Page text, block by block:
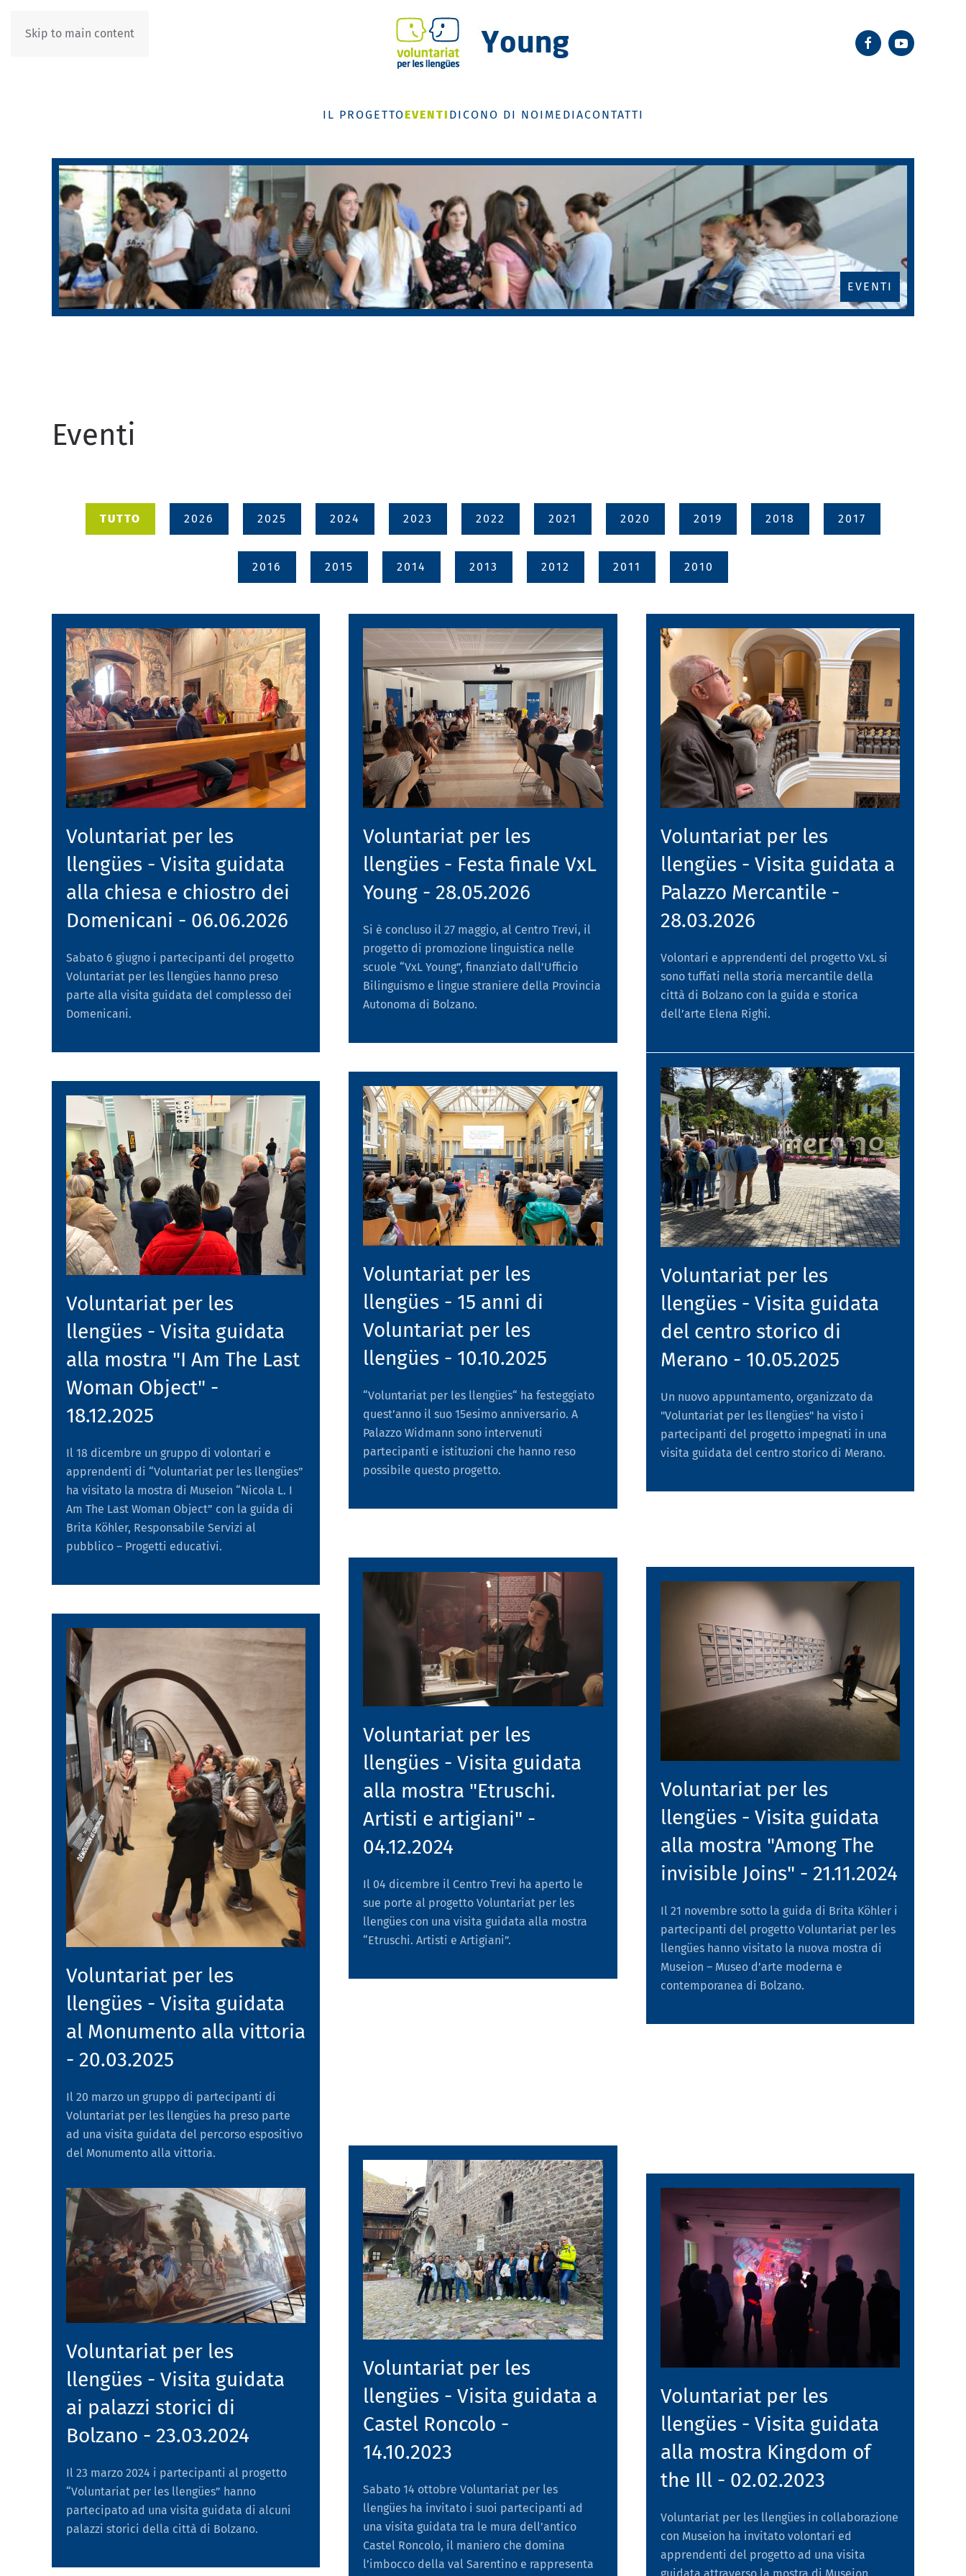
Skip to main content
IL PROGETTOEVENTI DICONO DI NOI MEDIACONTATTI
EVENTI
Eventi
TUTTO 2026 2025 2024 2023 2022 2021 2020 2019 2018 2017
2016 2015 2014 2013 2012 2011 2010
Voluntariat per les
llengües - Visita guidata
alla chiesa e chiostro dei
Domenicani - 06.06.2026
Sabato 6 giugno i partecipanti del progetto
Voluntariat per les llengües hanno preso
parte alla visita guidata del complesso dei
Domenicani.
Voluntariat per les
llengües - Festa finale VxL
Young - 28.05.2026
Si è concluso il 27 maggio, al Centro Trevi, il
progetto di promozione linguistica nelle
scuole “VxL Young”, finanziato dall’Ufficio
Bilinguismo e lingue straniere della Provincia
Autonoma di Bolzano.
Voluntariat per les
llengües - Visita guidata a
Palazzo Mercantile -
28.03.2026
Volontari e apprendenti del progetto VxL si
sono tuffati nella storia mercantile della
città di Bolzano con la guida e storica
dell’arte Elena Righi.
Voluntariat per les
llengües - Visita guidata
alla mostra "I Am The Last
Woman Object" -
18.12.2025
Il 18 dicembre un gruppo di volontari e
apprendenti di “Voluntariat per les llengües”
ha visitato la mostra di Museion “Nicola L. I
Am The Last Woman Object” con la guida di
Brita Köhler, Responsabile Servizi al
pubblico – Progetti educativi.
Voluntariat per les
llengües - 15 anni di
Voluntariat per les
llengües - 10.10.2025
“Voluntariat per les llengües“ ha festeggiato
quest’anno il suo 15esimo anniversario. A
Palazzo Widmann sono intervenuti
partecipanti e istituzioni che hanno reso
possibile questo progetto.
Voluntariat per les
llengües - Visita guidata
del centro storico di
Merano - 10.05.2025
Un nuovo appuntamento, organizzato da
"Voluntariat per les llengües" ha visto i
partecipanti del progetto impegnati in una
visita guidata del centro storico di Merano.
Voluntariat per les
llengües - Visita guidata
al Monumento alla vittoria
- 20.03.2025
Il 20 marzo un gruppo di partecipanti di
Voluntariat per les llengües ha preso parte
ad una visita guidata del percorso espositivo
del Monumento alla vittoria.
Voluntariat per les
llengües - Visita guidata
alla mostra "Etruschi.
Artisti e artigiani" -
04.12.2024
Il 04 dicembre il Centro Trevi ha aperto le
sue porte al progetto Voluntariat per les
llengües con una visita guidata alla mostra
“Etruschi. Artisti e Artigiani”.
Voluntariat per les
llengües - Visita guidata
alla mostra "Among The
invisible Joins" - 21.11.2024
Il 21 novembre sotto la guida di Brita Köhler i
partecipanti del progetto Voluntariat per les
llengües hanno visitato la nuova mostra di
Museion – Museo d’arte moderna e
contemporanea di Bolzano.
Voluntariat per les
llengües - Visita guidata
ai palazzi storici di
Bolzano - 23.03.2024
Il 23 marzo 2024 i partecipanti al progetto
“Voluntariat per les llengües” hanno
partecipato ad una visita guidata di alcuni
palazzi storici della città di Bolzano.
Voluntariat per les
llengües - Visita guidata a
Castel Roncolo -
14.10.2023
Sabato 14 ottobre Voluntariat per les
llengües ha invitato i suoi partecipanti ad
una visita guidata tra le mura dell’antico
Castel Roncolo, il maniero che domina
l’imbocco della val Sarentino e rappresenta
Voluntariat per les
llengües - Visita guidata
alla mostra Kingdom of
the Ill - 02.02.2023
Voluntariat per les llengües in collaborazione
con Museion ha invitato volontari ed
apprendenti del progetto ad una visita